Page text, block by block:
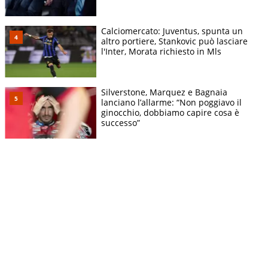
Calciomercato: Juventus, spunta un
altro portiere, Stankovic può lasciare
l'Inter, Morata richiesto in Mls
Silverstone, Marquez e Bagnaia
lanciano l’allarme: “Non poggiavo il
ginocchio, dobbiamo capire cosa è
successo”